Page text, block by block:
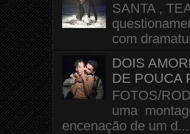
SANTA ,
com
DOIS
DE POUCA
FOTOS/
uma
encenação de um d...